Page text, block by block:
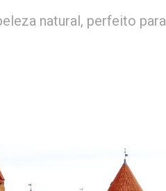
natural, perfeito para